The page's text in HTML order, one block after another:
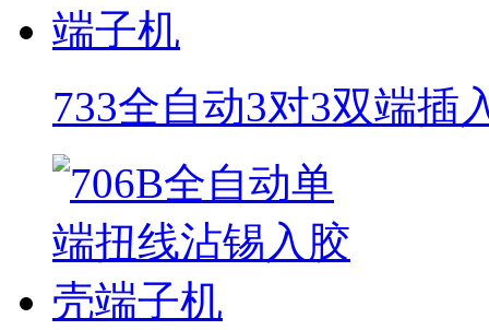
733全自动3对3双端插